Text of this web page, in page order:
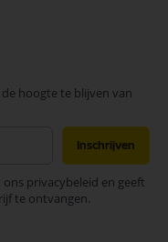
hoogte te blijven van
Inschrijven
privacybeleid en geeft
te ontvangen.